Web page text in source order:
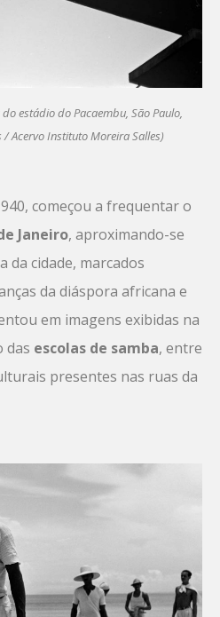
estádio do Pacaembu, São Paulo,
/ Acervo Instituto Moreira Salles)
começou a frequentar o
Janeiro, aproximando-se
da cidade, marcados
da diáspora africana e
em imagens exibidas na
das escolas de samba, entre
presentes nas ruas da